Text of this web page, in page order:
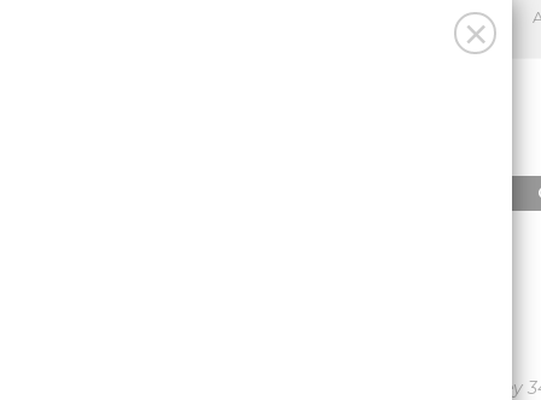
Conforme a lo dispuesto en el artículo 22.2 de la Ley
×